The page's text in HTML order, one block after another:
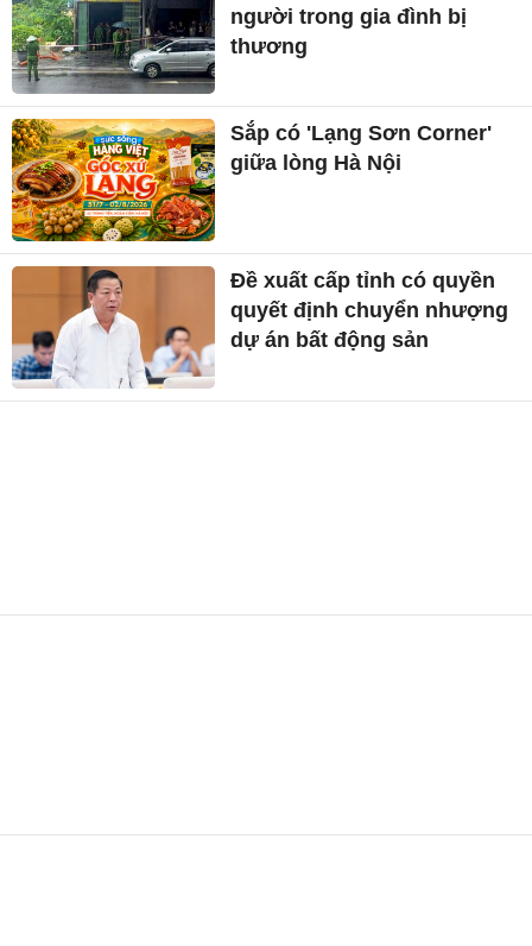
người trong gia đình bị
thương
Sắp có 'Lạng Sơn Corner'
giữa lòng Hà Nội
Đề xuất cấp tỉnh có quyền
quyết định chuyển nhượng
dự án bất động sản